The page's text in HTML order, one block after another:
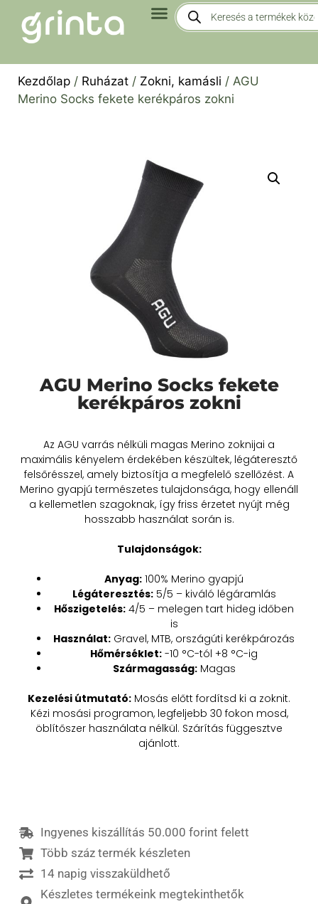
Kezdőlap / Ruházat / Zokni, kamásli / AGU
Merino Socks fekete kerékpáros zokni
AGU Merino Socks fekete
kerékpáros zokni
Az AGU varrás nélküli magas Merino zoknijai a
maximális kényelem érdekében készültek, légáteresztő
felsőrésszel, amely biztosítja a megfelelő szellőzést. A
Merino gyapjú természetes tulajdonsága, hogy ellenáll
a kellemetlen szagoknak, így friss érzetet nyújt még
hosszabb használat során is.
Tulajdonságok:
Anyag: 100% Merino gyapjú
Légáteresztés:5/5 – kiváló légáramlás
Hőszigetelés: 4/5 – melegen tart hideg időben
is
Használat: Gravel, MTB, országúti kerékpározás
Hőmérséklet: -10 °C-tól +8 °C-ig
Szármagasság:Magas
Kezelési útmutató: Mosás előtt fordítsd ki a zoknit.
Kézi mosási programon, legfeljebb 30 fokon mosd,
öblítőszer használata nélkül. Szárítás függesztve
ajánlott.
Ingyenes kiszállítás 50.000 forint felett
Több száz termék készleten
14 napig visszaküldhető
Készletes termékeink megtekinthetők